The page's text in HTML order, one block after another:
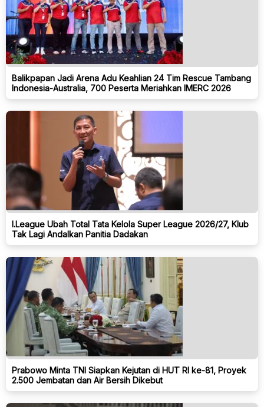
Balikpapan Jadi Arena Adu Keahlian 24 Tim Rescue Tambang
Indonesia-Australia, 700 Peserta Meriahkan IMERC 2026
I.League Ubah Total Tata Kelola Super League 2026/27, Klub
Tak Lagi Andalkan Panitia Dadakan
Prabowo Minta TNI Siapkan Kejutan di HUT RI ke-81, Proyek
2.500 Jembatan dan Air Bersih Dikebut